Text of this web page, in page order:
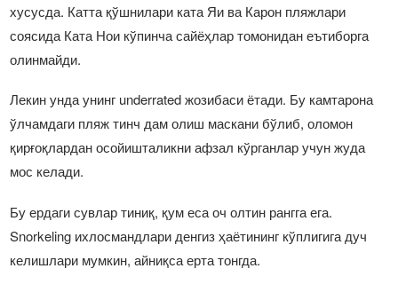
хусусда. Катта қўшнилари ката Яи ва Карон пляжлари
соясида Ката Нои кўпинча сайёҳлар томонидан еътиборга
олинмайди.
Лекин унда унинг underrated жозибаси ётади. Бу камтарона
ўлчамдаги пляж тинч дам олиш маскани бўлиб, оломон
қирғоқлардан осойишталикни афзал кўрганлар учун жуда
мос келади.
Бу ердаги сувлар тиниқ, қум еса оч олтин рангга ега.
Snorkeling ихлосмандлари денгиз ҳаётининг кўплигига дуч
келишлари мумкин, айниқса ерта тонгда.